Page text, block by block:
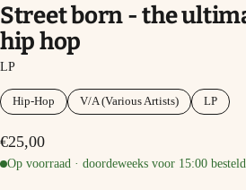
Street born - the
hip hop
LP
Hip-Hop V/A (Various Artists) LP
€25,00
Op voorraad · doordeweeks voor 15:00